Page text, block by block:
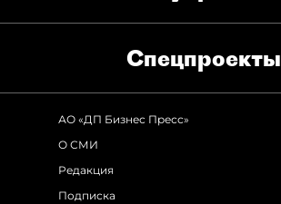
Спец­проекты
АО «ДП Бизнес Пресс»
О СМИ
Редакция
Подписка